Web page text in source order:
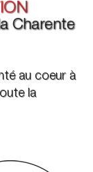
Charente
au coeur à
la